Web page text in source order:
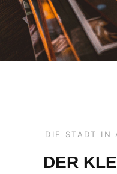
DIE STADT IN
DER